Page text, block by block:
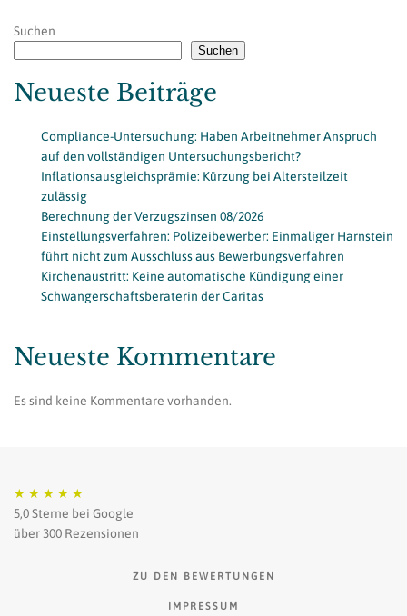
Suchen
Suchen
Neueste Beiträge
Compliance-Untersuchung: Haben Arbeitnehmer Anspruch
auf den vollständigen Untersuchungsbericht?
Inflationsausgleichsprämie: Kürzung bei Altersteilzeit
zulässig
Berechnung der Verzugszinsen 08/2026
Einstellungsverfahren: Polizeibewerber: Einmaliger Harnstein
führt nicht zum Ausschluss aus Bewerbungsverfahren
Kirchenaustritt: Keine automatische Kündigung einer
Schwangerschaftsberaterin der Caritas
Neueste Kommentare
Es sind keine Kommentare vorhanden.
★ ★ ★ ★ ★
5,0 Sterne bei Google
über 300 Rezensionen
ZU DEN BEWERTUNGEN
IMPRESSUM